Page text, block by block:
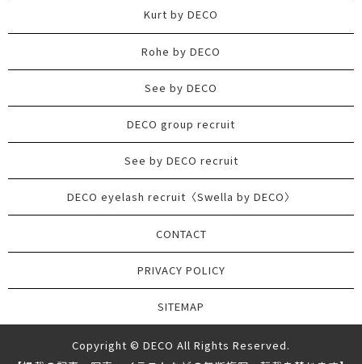
Kurt by DECO
Rohe by DECO
See by DECO
DECO group recruit
See by DECO recruit
DECO eyelash recruit〈Swella by DECO〉
CONTACT
PRIVACY POLICY
SITEMAP
Copyright © DECO All Rights Reserved.